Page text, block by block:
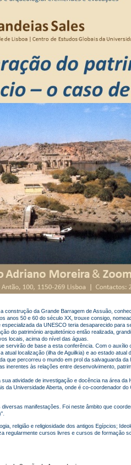
da Grande Barragem de Assuão,
anos 50 e 60 do século XX, trouxe consigo,
da UNESCO teria desaparecido para
do património arquitetónico então realizada,
locais, acima do nível das águas.
servirão de base a esta conferência. Com o auxílio
atual localização (ilha deAguilkia) e ao estado atual
percorreu o mundo em prol da salvaguarda da
às relações entre desenvolvimento,
atividade de investigação e docência na área da
da Universidade Aberta, onde é co-coordenador do
manifestações. Foi neste âmbito que
religião e religiosidade dos antigos Egípcios;
regularmente cursos livres e cursos de formação